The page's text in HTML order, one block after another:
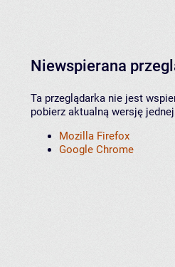
Niewspierana
Ta przeglądarka nie jest
pobierz aktualną wersję
Mozilla Firefox
Google Chrome